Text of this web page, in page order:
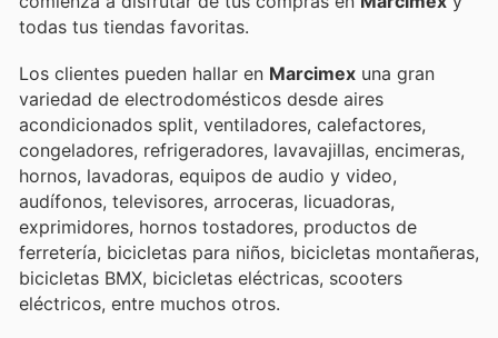
todas tus tiendas favoritas.
Los clientes pueden hallar en Marcimex una gran
variedad de electrodomésticos desde aires
acondicionados split, ventiladores, calefactores,
congeladores, refrigeradores, lavavajillas, encimeras,
hornos, lavadoras, equipos de audio y video,
audífonos, televisores, arroceras, licuadoras,
exprimidores, hornos tostadores, productos de
ferretería, bicicletas para niños, bicicletas montañeras,
bicicletas BMX, bicicletas eléctricas, scooters
eléctricos, entre muchos otros.